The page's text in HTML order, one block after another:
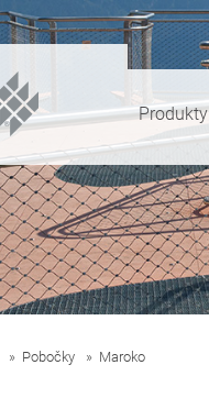
Produkty
Pobočky Maroko